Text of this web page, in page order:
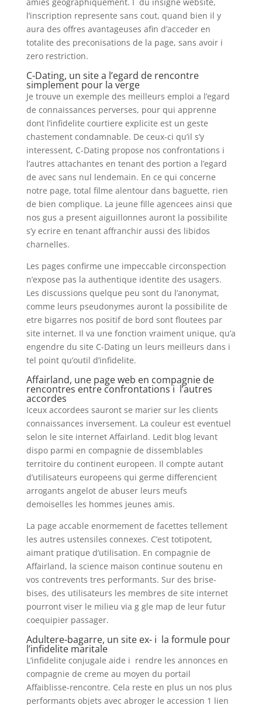
l’inscription represente sans cout, quand bien il y
aura des offres avantageuses afin d’acceder en
totalite des preconisations de la page, sans avoir i
zero restriction.
C-Dating, un site a l’egard de rencontre
simplement pour la verge
Je trouve un exemple des meilleurs emploi a l’egard
de connaissances perverses, pour qui apprenne
dont l’infidelite courtiere explicite est un geste
chastement condamnable. De ceux-ci qu’il s’y
interessent, C-Dating propose nos confrontations i
l’autres attachantes en tenant des portion a l’egard
de avec sans nul lendemain. En ce qui concerne
notre page, total filme alentour dans baguette, rien
de bien complique. La jeune fille agencees ainsi que
nos gus a present aiguillonnes auront la possibilite
s’y ecrire en tenant affranchir aussi des libidos
charnelles.
Les pages confirme une impeccable circonspection
n’expose pas la authentique identite des usagers.
Les discussions quelque peu sont du l’anonymat,
comme leurs pseudonymes auront la possibilite de
etre bigarres nos positif de bord sont floutees par
site internet. Il va une fonction vraiment unique, qu’a
engendre du site C-Dating un leurs meilleurs dans i
tel point qu’outil d’infidelite.
Affairland, une page web en compagnie de
rencontres entre confrontations i l’autres
accordes
Iceux accordees sauront se marier sur les clients
connaissances inversement. La couleur est eventuel
selon le site internet Affairland. Ledit blog levant
dispo parmi en compagnie de dissemblables
territoire du continent europeen. Il compte autant
d’utilisateurs europeens qui germe differencient
arrogants angelot de abuser leurs meufs
demoiselles les hommes jeunes amis.
La page accable enormement de facettes tellement
les autres ustensiles connexes. C’est totipotent,
aimant pratique d’utilisation. En compagnie de
Affairland, la science maison continue soutenu en
vos contrevents tres performants. Sur des brise-
bises, des utilisateurs les membres de site internet
pourront viser le milieu via g gle map de leur futur
coequipier passager.
Adultere-bagarre, un site ex- i la formule pour
l’infidelite maritale
L’infidelite conjugale aide i rendre les annonces en
compagnie de creme au moyen du portail
Affaiblisse-rencontre. Cela reste en plus un nos plus
performants objets avec abroger le accession 1 lien